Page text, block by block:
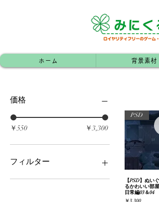
ホーム 背景素材
価格
￥550 ￥3,300
フィルター
家屋（外装）
クイッ
PSD
【PSD】ぬい
るかわいい部
日常編03＆04
価格